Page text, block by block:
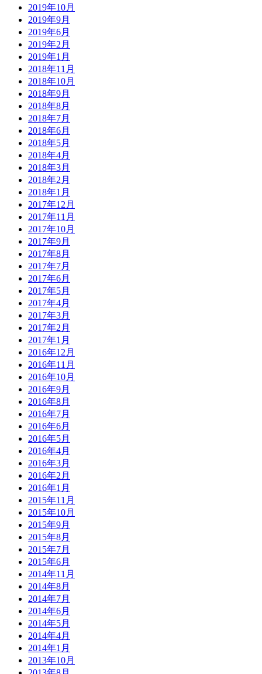
2019年10月
2019年9月
2019年6月
2019年2月
2019年1月
2018年11月
2018年10月
2018年9月
2018年8月
2018年7月
2018年6月
2018年5月
2018年4月
2018年3月
2018年2月
2018年1月
2017年12月
2017年11月
2017年10月
2017年9月
2017年8月
2017年7月
2017年6月
2017年5月
2017年4月
2017年3月
2017年2月
2017年1月
2016年12月
2016年11月
2016年10月
2016年9月
2016年8月
2016年7月
2016年6月
2016年5月
2016年4月
2016年3月
2016年2月
2016年1月
2015年11月
2015年10月
2015年9月
2015年8月
2015年7月
2015年6月
2014年11月
2014年8月
2014年7月
2014年6月
2014年5月
2014年4月
2014年1月
2013年10月